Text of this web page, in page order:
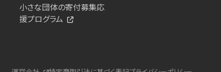
小さな団体の寄付募集応
援プログラム